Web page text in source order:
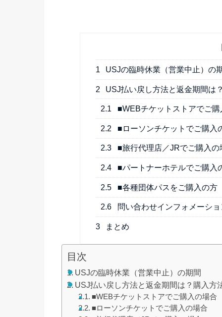
1 USJの臨時休業（営業中止）の
2 USJ払い戻し方法と返金期間は
2.1 ■WEBチケットストアでご
2.2 ■ローソンチケットでご購入
2.3 ■旅行代理店／JRでご購入の
2.4 ■パートナーホテルでご購入
2.5 ■各種団体パスをご購入の方
2.6 問い合わせインフォメーシ
3 まとめ
目次
USJの臨時休業（営業中止）の期間
USJ払い戻し方法と返金期間は？購入方
■WEBチケットストアでご購入の場合
■ローソンチケットでご購入の場合